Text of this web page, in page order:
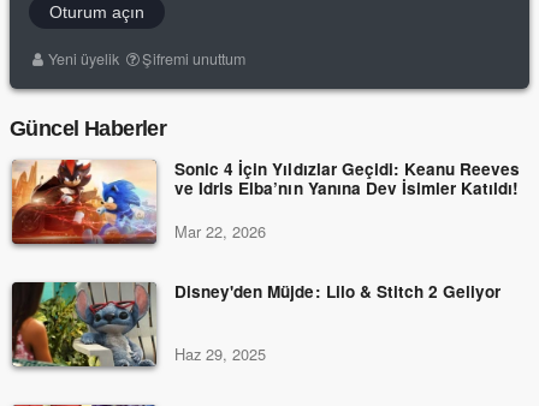
Oturum açın
Yeni üyelik Şifremi unuttum
Güncel Haberler
Sonic 4 İçin Yıldızlar Geçidi: Keanu Reeves
ve Idris Elba’nın Yanına Dev İsimler Katıldı!
Mar 22, 2026
Disney'den Müjde: Lilo & Stitch 2 Geliyor
Haz 29, 2025